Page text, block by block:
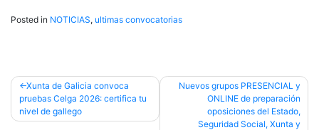
Posted in NOTICIAS, ultimas convocatorias
Post
navigation
Xunta de Galicia convoca
pruebas Celga 2026: certifica tu
nivel de gallego
Nuevos grupos PRESENCIAL y
ONLINE de preparación
oposiciones del Estado,
Seguridad Social, Xunta y